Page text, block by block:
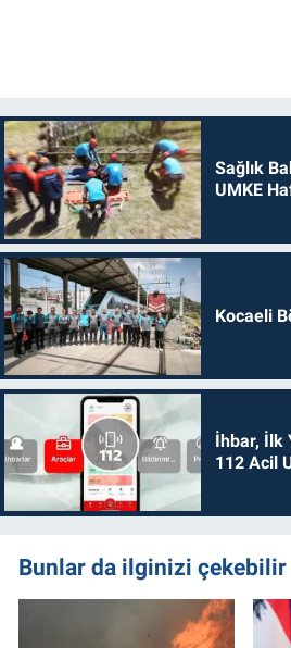
Sağlık
UMKE
Kocaeli
İhbar, İlk
112 Acil
Bunlar da ilginizi çekebilir